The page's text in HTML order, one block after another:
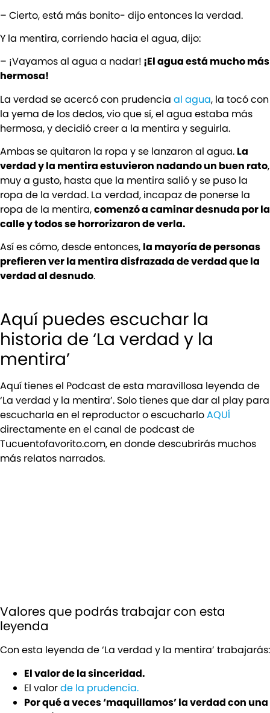
– Cierto, está más bonito- dijo entonces la verdad.
Y la mentira, corriendo hacia el agua, dijo:
– ¡Vayamos al agua a nadar! ¡El agua está mucho más
hermosa!
La verdad se acercó con prudencia al agua, la tocó con
la yema de los dedos, vio que sí, el agua estaba más
hermosa, y decidió creer a la mentira y seguirla.
Ambas se quitaron la ropa y se lanzaron al agua. La
verdad y la mentira estuvieron nadando un buen rato,
muy a gusto, hasta que la mentira salió y se puso la
ropa de la verdad. La verdad, incapaz de ponerse la
ropa de la mentira,comenzó a caminar desnuda por la
calle y todos se horrorizaron de verla.
Así es cómo, desde entonces, la mayoría de personas
prefieren ver la mentira disfrazada de verdad que la
verdad al desnudo.
Aquí puedes escuchar la
historia de ‘La verdad y la
mentira’
Aquí tienes el Podcast de esta maravillosa leyenda de
‘La verdad y la mentira’. Solo tienes que dar al play para
escucharla en el reproductor o escucharloAQUÍ
directamente en el canal de podcast de
Tucuentofavorito.com, en donde descubrirás muchos
más relatos narrados.
Valores que podrás trabajar con esta
leyenda
Con esta leyenda de ‘La verdad y la mentira’ trabajarás:
El valor de la sinceridad.
El valorde la prudencia.
Por qué a veces ‘maquillamos’ la verdad con una